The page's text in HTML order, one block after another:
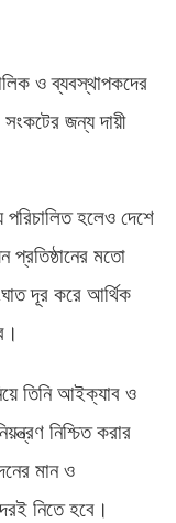
ও ব্যবস্থাপকদের
জন্য দায়ী
পরিচালিত হলেও দেশে
প্রতিষ্ঠানের মতো
দূর করে আর্থিক
তিনি আইক্যাব ও
নিশ্চিত করার
মান ও
নিতে হবে।